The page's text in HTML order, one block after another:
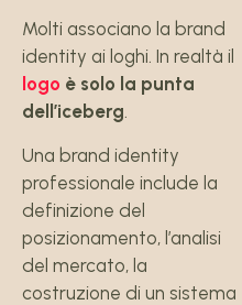
Molti associano la brand
identity ai loghi. In realtà il
logo è solo la punta
dell’iceberg.
Una brand identity
professionale include la
definizione del
posizionamento, l’analisi
del mercato, la
costruzione di un sistema